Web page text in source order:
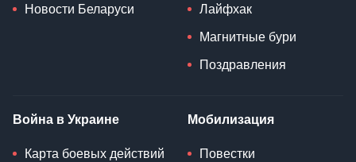
Новости Беларуси Лайфхак
Магнитные бури
Поздравления
Война в Украине
Карта боевых действий
Мобилизация
Повестки